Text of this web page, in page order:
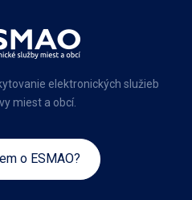
elektronických služieb
miest a obcí.
o ESMAO?